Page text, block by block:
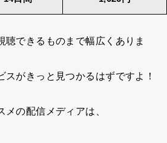
聴できるものまで幅広くありま
スがきっと見つかるはずですよ！
の配信メディアは、